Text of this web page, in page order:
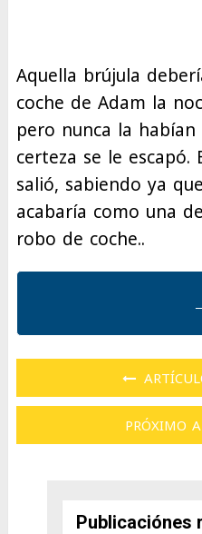
Aquella brújula
coche de Adam la
pero nunca la habían
certeza se le escapó.
salió, sabiendo ya
acabaría como una
robo de coche..
PRÓXIMO
Publicaciónes